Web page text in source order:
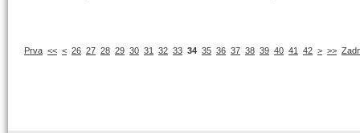
Prva << < 26 27 28 29 30 31 32 33 34 35 36 37 38 39 40 41 42 > >>